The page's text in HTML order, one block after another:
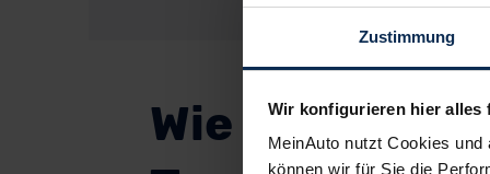
Zustimmung
Wir konfigurieren hier alles
MeinAuto nutzt Cookies
können wir für Sie die
Wie sieht der